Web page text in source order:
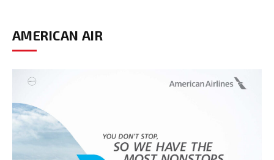
AMERICAN AIR